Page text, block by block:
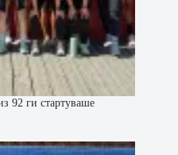
92 ги стартуваше